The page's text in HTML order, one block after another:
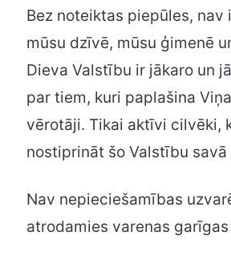
Bez noteiktas piepūles,
mūsu dzīvē, mūsu ģimenē
Dieva Valstību ir jākaro un
par tiem, kuri paplašina
vērotāji. Tikai aktīvi cilvēki,
nostiprināt šo Valstību
Nav nepieciešamības
atrodamies varenas